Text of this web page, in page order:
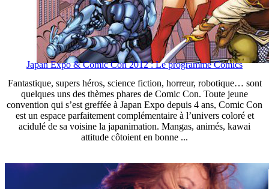
Japan Expo & Comic Con 2012 : Le programme Comics
Fantastique, supers héros, science fiction, horreur, robotique… sont
quelques uns des thèmes phares de Comic Con. Toute jeune
convention qui s’est greffée à Japan Expo depuis 4 ans, Comic Con
est un espace parfaitement complémentaire à l’univers coloré et
acidulé de sa voisine la japanimation. Mangas, animés, kawai
attitude côtoient en bonne ...